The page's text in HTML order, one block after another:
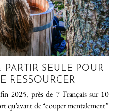
SEULE POUR
RESSOURCER
2025, près de 7 Français sur 10
qu’avant de “couper mentalement”